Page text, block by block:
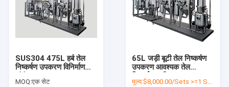
SUS304 475L हर्ब तेल
निष्कर्षण उपकरण विनिर्माण
MOQ:एक सेट
65L जड़ी बूटी तेल निष्कर्षण
उपकरण आवश्यक तेल
मूल्य:$8,000.00/Sets >=1 Sets